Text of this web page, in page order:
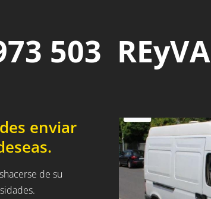
503 REyVA
enviar
de su